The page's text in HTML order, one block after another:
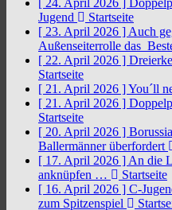
[ 24. April 2026 ]
Jugend
Startseite
[ 23. April 2026 ] Auch
Außenseiterrolle das
[ 22. April 2026 ]
Startseite
[ 21. April 2026 ]You´ll
[ 21. April 2026 ]
Startseite
[ 20. April 2026 ]
Ballermänner überfordert
[ 17. April 2026 ] An die
anknüpfen …
Startseite
[ 16. April 2026 ] C-
zum Spitzenspiel